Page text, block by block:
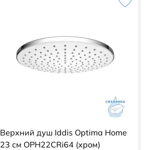
Верхний душ Iddis Optima Home
23 см OPH22CRi64 (хром)